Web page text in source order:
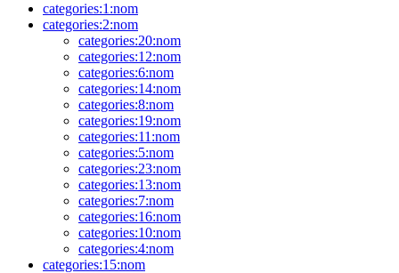
categories:1:nom
categories:2:nom
categories:20:nom
categories:12:nom
categories:6:nom
categories:14:nom
categories:8:nom
categories:19:nom
categories:11:nom
categories:5:nom
categories:23:nom
categories:13:nom
categories:7:nom
categories:16:nom
categories:10:nom
categories:4:nom
categories:15:nom